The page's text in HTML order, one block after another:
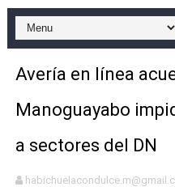
​Domingo Plácido
Avería en línea
Manoguayabo
a sectores del DN